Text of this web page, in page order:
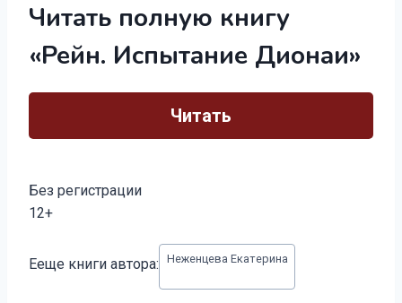
Читать полную книгу
«Рейн. Испытание Дионаи»
Читать
Без регистрации
12+
записи:
Ееще книги автора: Неженцева Екатерина